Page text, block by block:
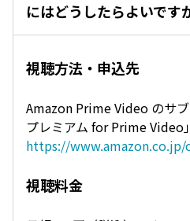
にはどうしたらよいです
視聴方法・申込先
Amazon Prime Video のサ
プレミアム for Prime Video
https://www.amazon.co.jp/
視聴料金